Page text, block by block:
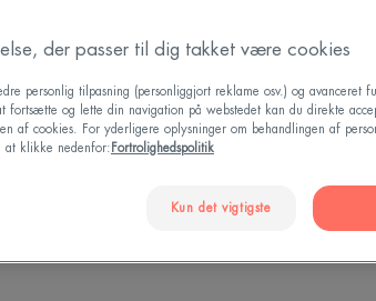
Hudtyper for kroppen Hudtype ansigt
der passer til dig takket være cookies
personlig tilpasning (personliggjort reklame osv.) og avanceret
fortsætte og lette din navigation på webstedet kan du direkte
af cookies. For yderligere oplysninger om behandlingen af
at klikke nedenfor: Fortrolighedspolitik
Kun det vigtigste